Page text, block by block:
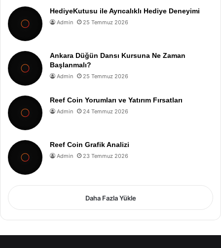
HediyeKutusu ile Ayrıcalıklı Hediye Deneyimi
Admin 25 Temmuz 2026
Ankara Düğün Dansı Kursuna Ne Zaman
Başlanmalı?
Admin 25 Temmuz 2026
Reef Coin Yorumları ve Yatırım Fırsatları
Admin 24 Temmuz 2026
Reef Coin Grafik Analizi
Admin 23 Temmuz 2026
Daha Fazla Yükle